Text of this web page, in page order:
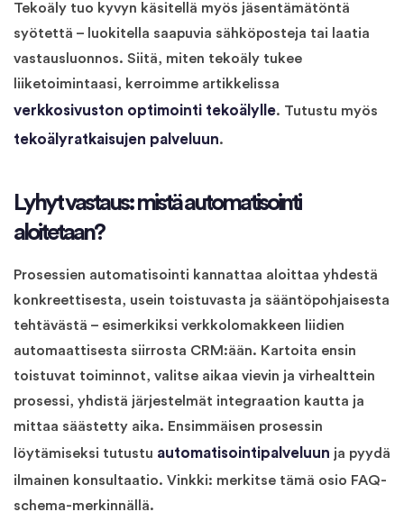
Tekoäly tuo kyvyn käsitellä myös jäsentämätöntä
syötettä – luokitella saapuvia sähköposteja tai laatia
vastausluonnos. Siitä, miten tekoäly tukee
liiketoimintaasi, kerroimme artikkelissa
verkkosivuston optimointi tekoälylle. Tutustu myös
tekoälyratkaisujen palveluun.
Lyhyt vastaus: mistä automatisointi
aloitetaan?
Prosessien automatisointi kannattaa aloittaa yhdestä
konkreettisesta, usein toistuvasta ja sääntöpohjaisesta
tehtävästä – esimerkiksi verkkolomakkeen liidien
automaattisesta siirrosta CRM:ään. Kartoita ensin
toistuvat toiminnot, valitse aikaa vievin ja virhealttein
prosessi, yhdistä järjestelmät integraation kautta ja
mittaa säästetty aika. Ensimmäisen prosessin
löytämiseksi tutustu automatisointipalveluun ja pyydä
ilmainen konsultaatio. Vinkki: merkitse tämä osio FAQ-
schema-merkinnällä.